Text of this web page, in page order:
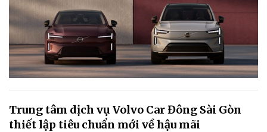
Trung tâm dịch vụ Volvo Car Đông Sài Gòn
thiết lập tiêu chuẩn mới về hậu mãi